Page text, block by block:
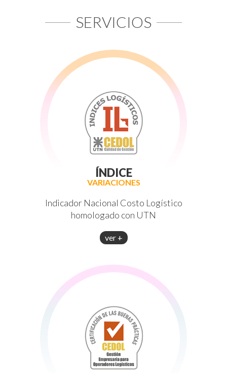
SERVICIOS
ÍNDICE
VARIACIONES
Indicador Nacional Costo Logístico
homologado con UTN
ver +